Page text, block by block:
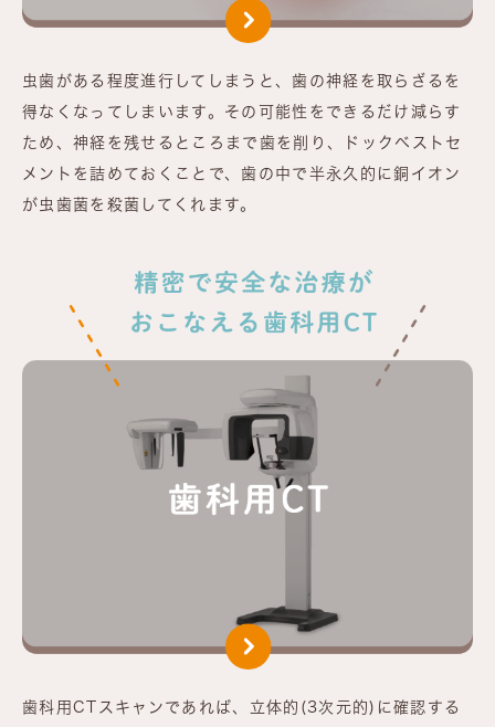
虫歯がある程度進行してしまうと、歯の神経を取らざるを
得なくなってしまいます。その可能性をできるだけ減らす
ため、神経を残せるところまで歯を削り、ドックベストセ
メントを詰めておくことで、歯の中で半永久的に銅イオン
が虫歯菌を殺菌してくれます。
歯科用CTスキャンであれば、立体的(3次元的)に確認する